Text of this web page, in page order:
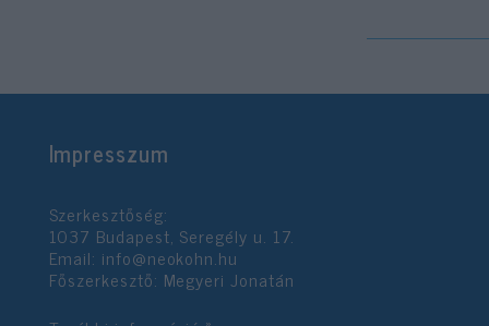
Impresszum
Szerkesztőség:
1037 Budapest, Seregély u. 17.
Email: info@neokohn.hu
Főszerkesztő: Megyeri Jonatán